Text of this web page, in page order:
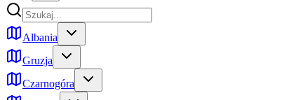
Albania
Gruzja
Czarnogóra